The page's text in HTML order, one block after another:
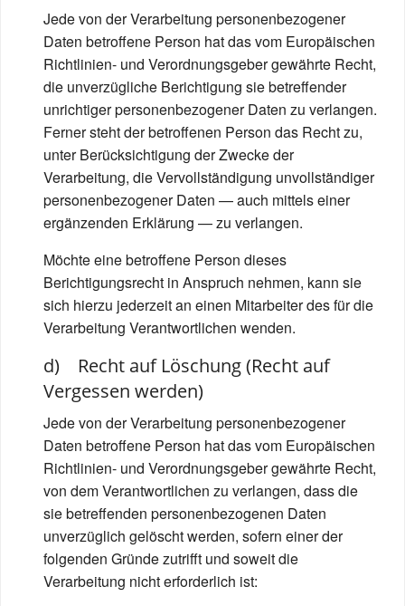
Jede von der Verarbeitung personenbezogener
Daten betroffene Person hat das vom Europäischen
Richtlinien- und Verordnungsgeber gewährte Recht,
die unverzügliche Berichtigung sie betreffender
unrichtiger personenbezogener Daten zu verlangen.
Ferner steht der betroffenen Person das Recht zu,
unter Berücksichtigung der Zwecke der
Verarbeitung, die Vervollständigung unvollständiger
personenbezogener Daten — auch mittels einer
ergänzenden Erklärung — zu verlangen.
Möchte eine betroffene Person dieses
Berichtigungsrecht in Anspruch nehmen, kann sie
sich hierzu jederzeit an einen Mitarbeiter des für die
Verarbeitung Verantwortlichen wenden.
d) Recht auf Löschung (Recht auf
Vergessen werden)
Jede von der Verarbeitung personenbezogener
Daten betroffene Person hat das vom Europäischen
Richtlinien- und Verordnungsgeber gewährte Recht,
von dem Verantwortlichen zu verlangen, dass die
sie betreffenden personenbezogenen Daten
unverzüglich gelöscht werden, sofern einer der
folgenden Gründe zutrifft und soweit die
Verarbeitung nicht erforderlich ist: